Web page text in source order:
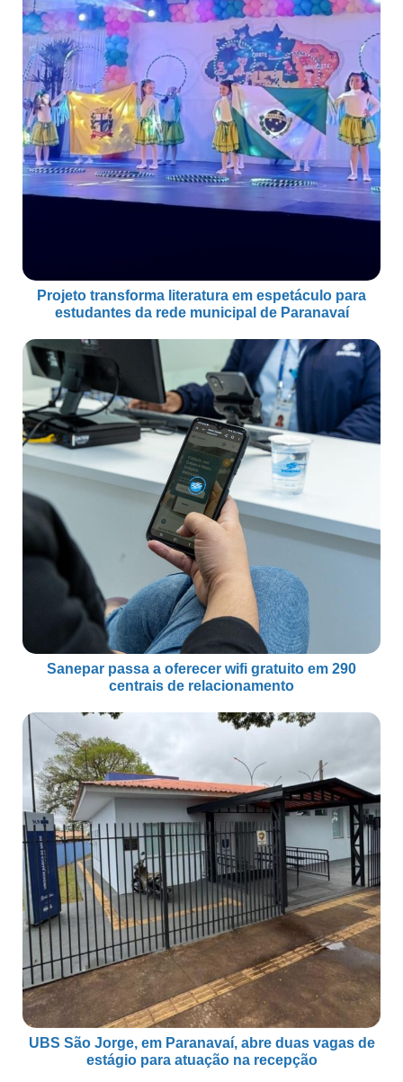
Projeto transforma literatura em espetáculo para
estudantes da rede municipal de Paranavaí
Sanepar passa a oferecer wifi gratuito em 290
centrais de relacionamento
UBS São Jorge, em Paranavaí, abre duas vagas de
estágio para atuação na recepção